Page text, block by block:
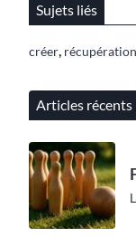
Sujets liés
créer, récupération
Articles récents